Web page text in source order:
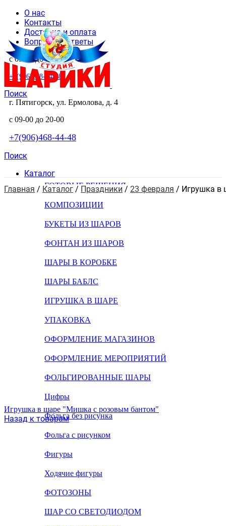
О нас
Контакты
Доставка и оплата
Вопросы и ответы
с 09-00 до 20-00
+7(906)468-44-48
Поиск
г. Пятигорск, ул. Ермолова, д. 4
с 09-00 до 20-00
+7(906)468-44-48
Поиск
Каталог
ГОТОВЫЕ РЕШЕНИЯ
КОМПОЗИЦИИ
БУКЕТЫ ИЗ ШАРОВ
ФОНТАН ИЗ ШАРОВ
ШАРЫ В КОРОБКЕ
ШАРЫ БАБЛС
ИГРУШКА В ШАРЕ
УПАКОВКА
ОФОРМЛЕНИЕ МАГАЗИНОВ
ОФОРМЛЕНИЕ МЕРОПРИЯТИЙ
ФОЛЬГИРОВАННЫЕ ШАРЫ
Цифры
Фольга без рисунка
Фольга с рисунком
Фигуры
Ходячие фигуры
ФОТОЗОНЫ
ШАР СО СВЕТОДИОДОМ
Главная / Каталог / Праздники / 23 февраля / Игрушка в
Игрушка в шаре "Мишка с розовым бантом"
Назад к товарам